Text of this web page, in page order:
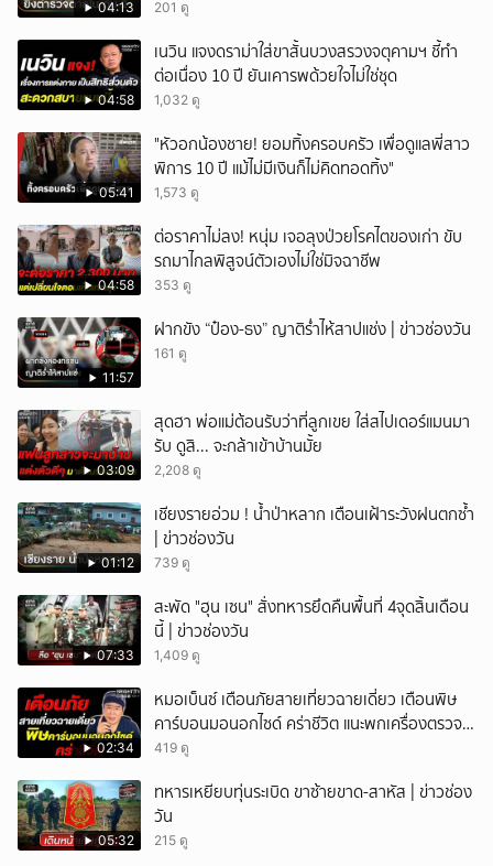
04:13 201 ดู
04:58
เนวิน แจงดราม่าใส่ขาสั้นบวงสรวงจตุคามฯ ชี้ทำ
ต่อเนื่อง 10 ปี ยันเคารพด้วยใจไม่ใช่ชุด
1,032 ดู
05:41
"หัวอกน้องชาย! ยอมทิ้งครอบครัว เพื่อดูแลพี่สาว
พิการ 10 ปี แม้ไม่มีเงินก็ไม่คิดทอดทิ้ง"
1,573 ดู
04:58
ต่อราคาไม่ลง! หนุ่ม เจอลุงป่วยโรคไตของเก่า ขับ
รถมาไกลพิสูจน์ตัวเองไม่ใช่มิจฉาชีพ
353 ดู
11:57
ฝากขัง “ป๋อง-ธง” ญาติร่ำไห้สาปแช่ง | ข่าวช่องวัน
161 ดู
03:09
สุดฮา พ่อแม่ต้อนรับว่าที่ลูกเขย ใส่สไปเดอร์แมนมา
รับ ดูสิ... จะกล้าเข้าบ้านมั้ย
2,208 ดู
01:12
เชียงรายอ่วม ! น้ำป่าหลาก เตือนเฝ้าระวังฝนตกซ้ำ
| ข่าวช่องวัน
739 ดู
07:33
สะพัด "ฮุน เซน" สั่งทหารยึดคืนพื้นที่ 4จุดสิ้นเดือน
นี้ | ข่าวช่องวัน
1,409 ดู
02:34
หมอเบ็นซ์ เตือนภัยสายเที่ยวฉายเดี่ยว เตือนพิษ
คาร์บอนมอนอกไซด์ คร่าชีวิต แนะพกเครื่องตรวจ
วัดติดตัว
419 ดู
05:32
ทหารเหยียบทุ่นระเบิด ขาซ้ายขาด-สาหัส | ข่าวช่อง
วัน
215 ดู